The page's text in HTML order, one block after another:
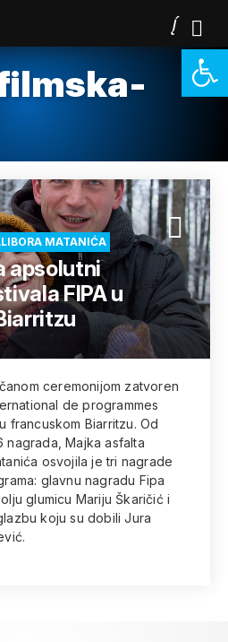
MATANIĆA
apsolutni
FIPA u
ceremonijom zatvoren
de programmes
francuskom Biarritzu. Od
Majka asfalta
osvojila je tri nagrade
glavnu nagradu Fipa
glumicu Mariju Škaričić i
koju su dobili Jura